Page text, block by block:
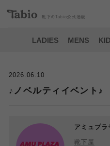
靴下の Tabio 公式通販
LADIES MENS
2026.06.10
♪ノベルティイベント♪
アミュプラ
靴下屋